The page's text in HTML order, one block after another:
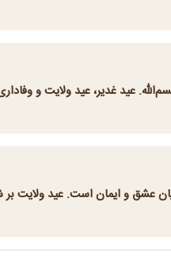
عید غدیر، عید ولایت و
عشق و ایمان است. عید ولایت بر